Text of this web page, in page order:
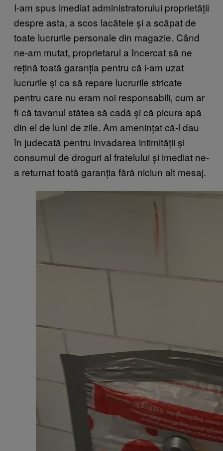
I-am spus imediat administratorului proprietății
despre asta, a scos lacătele și a scăpat de
toate lucrurile personale din magazie. Când
ne-am mutat, proprietarul a încercat să ne
rețină toată garanția pentru că i-am uzat
lucrurile și ca să repare lucrurile stricate
pentru care nu eram noi responsabili, cum ar
fi că tavanul stătea să cadă și că picura apă
din el de luni de zile. Am amenințat că-l dau
în judecată pentru invadarea intimității și
consumul de droguri al fratelului și imediat ne-
a returnat toată garanția fără niciun alt mesaj.